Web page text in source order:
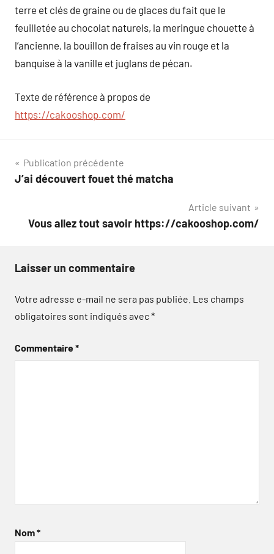
terre et clés de graine ou de glaces du fait que le
feuilletée au chocolat naturels, la meringue chouette à
l’ancienne, la bouillon de fraises au vin rouge et la
banquise à la vanille et juglans de pécan.
Texte de référence à propos de
https://cakooshop.com/
Navigation
de
Publication précédente
J’ai découvert fouet thé matcha
Article suivant
Vous allez tout savoir https://cakooshop.com/
Laisser un commentaire
Votre adresse e-mail ne sera pas publiée. Les champs
obligatoires sont indiqués avec*
Commentaire*
Nom*